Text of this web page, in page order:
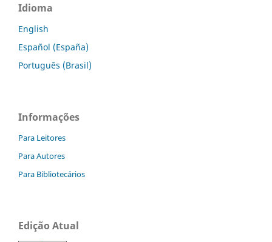
Idioma
English
Español (España)
Português (Brasil)
Informações
Para Leitores
Para Autores
Para Bibliotecários
Edição Atual